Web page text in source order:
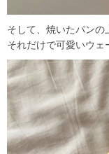
そして、焼いたパンの
それだけで可愛いウ